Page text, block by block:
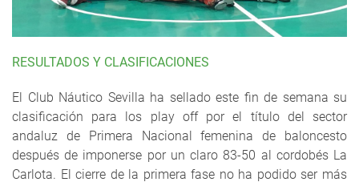
RESULTADOS Y CLASIFICACIONES
El Club Náutico Sevilla ha sellado este fin de semana su
clasificación para los play off por el título del sector
andaluz de Primera Nacional femenina de baloncesto
después de imponerse por un claro 83-50 al cordobés La
Carlota. El cierre de la primera fase no ha podido ser más